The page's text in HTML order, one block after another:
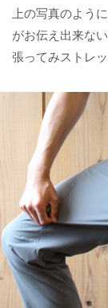
上の写真のよう
がお伝え出来な
張ってみストレッ